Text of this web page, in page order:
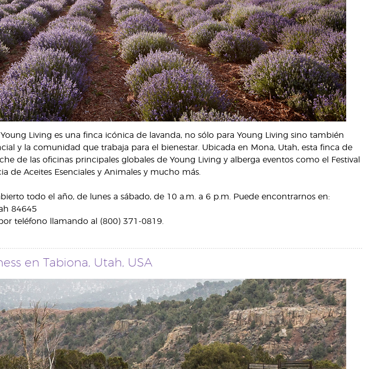
Living es una finca icónica de lavanda, no sólo para Young Living sino también
y la comunidad que trabaja para el bienestar. Ubicada en Mona, Utah, esta finca de
de las oficinas principales globales de Young Living y alberga eventos como el Festival
de Aceites Esenciales y Animales y mucho más.
todo el año, de lunes a sábado, de 10 a.m. a 6 p.m. Puede encontrarnos en:
84645
teléfono llamando al (800) 371-0819.
en Tabiona, Utah, USA